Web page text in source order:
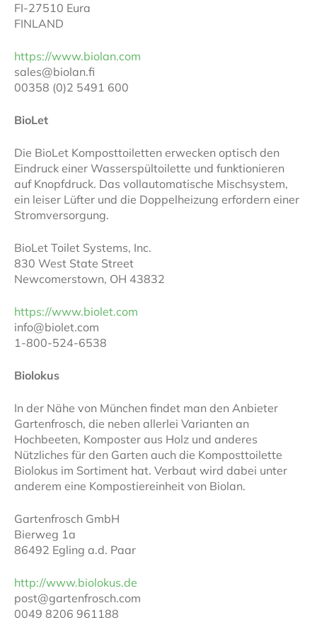
FI-27510 Eura
FINLAND
https://www.biolan.com
sales@biolan.fi
00358 (0)2 5491 600
BioLet
Die BioLet Komposttoiletten erwecken optisch den
Eindruck einer Wasserspültoilette und funktionieren
auf Knopfdruck. Das vollautomatische Mischsystem,
ein leiser Lüfter und die Doppelheizung erfordern einer
Stromversorgung.
BioLet Toilet Systems, Inc.
830 West State Street
Newcomerstown, OH 43832
https://www.biolet.com
info@biolet.com
1-800-524-6538
Biolokus
In der Nähe von München findet man den Anbieter
Gartenfrosch, die neben allerlei Varianten an
Hochbeeten, Komposter aus Holz und anderes
Nützliches für den Garten auch die Komposttoilette
Biolokus im Sortiment hat. Verbaut wird dabei unter
anderem eine Kompostiereinheit von Biolan.
Gartenfrosch GmbH
Bierweg 1a
86492 Egling a.d. Paar
http://www.biolokus.de
post@gartenfrosch.com
0049 8206 961188